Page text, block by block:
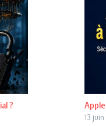
?
13